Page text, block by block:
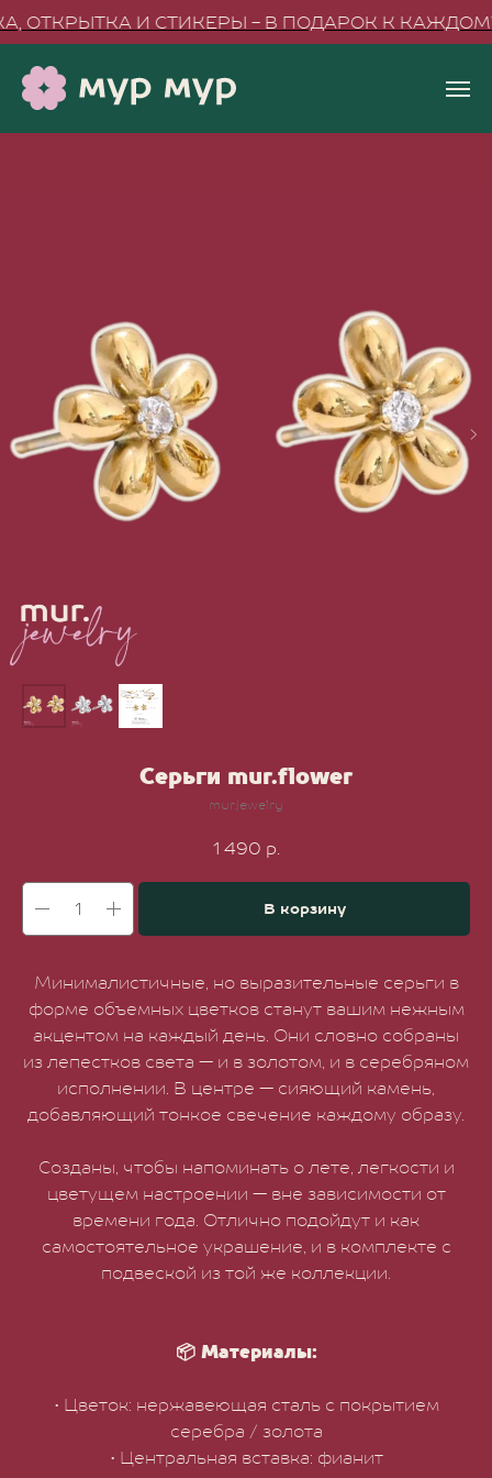
ОТКРЫТКА И СТИКЕРЫ - В ПОДАРОК К КАЖДОМУ
Серьги mur.flower
mur.jewelry
1 490 р.
В корзину
Минималистичные, но выразительные серьги в
форме объемных цветков станут вашим нежным
акцентом на каждый день. Они словно собраны
из лепестков света — и в золотом, и в серебряном
исполнении. В центре — сияющий камень,
добавляющий тонкое свечение каждому образу.
Созданы, чтобы напоминать о лете, легкости и
цветущем настроении — вне зависимости от
времени года. Отлично подойдут и как
самостоятельное украшение, и в комплекте с
подвеской из той же коллекции.
📦 Материалы:
• Цветок: нержавеющая сталь с покрытием
серебра / золота
• Центральная вставка: фианит